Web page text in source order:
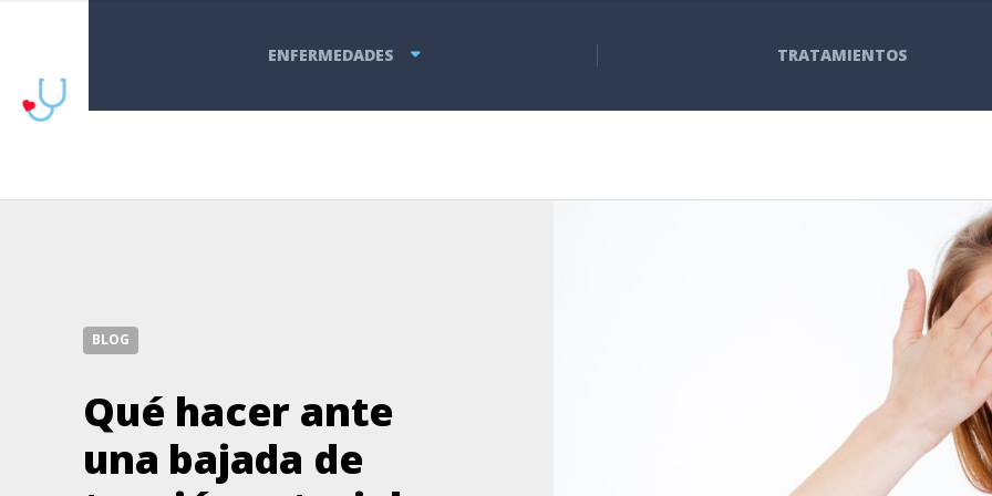
ENFERMEDADES TRATAMIENTOS
BLOG
Qué hacer ante
una bajada de